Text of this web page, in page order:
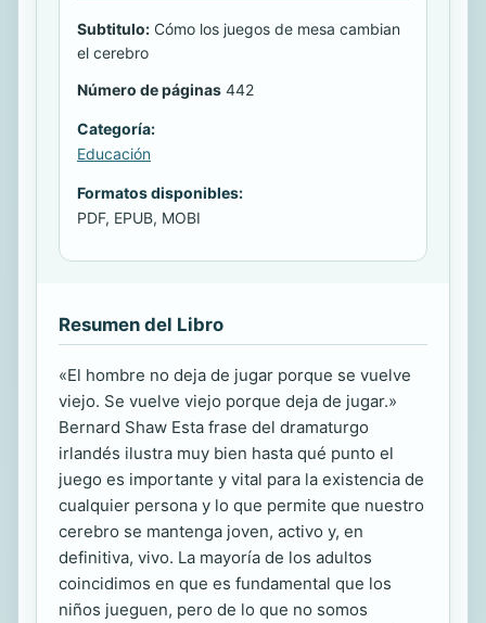
Subtitulo: Cómo los juegos de mesa cambian
el cerebro
Número de páginas 442
Categoría:
Educación
Formatos disponibles:
PDF, EPUB, MOBI
Resumen del Libro
«El hombre no deja de jugar porque se vuelve
viejo. Se vuelve viejo porque deja de jugar.»
Bernard Shaw Esta frase del dramaturgo
irlandés ilustra muy bien hasta qué punto el
juego es importante y vital para la existencia de
cualquier persona y lo que permite que nuestro
cerebro se mantenga joven, activo y, en
definitiva, vivo. La mayoría de los adultos
coincidimos en que es fundamental que los
niños jueguen, pero de lo que no somos